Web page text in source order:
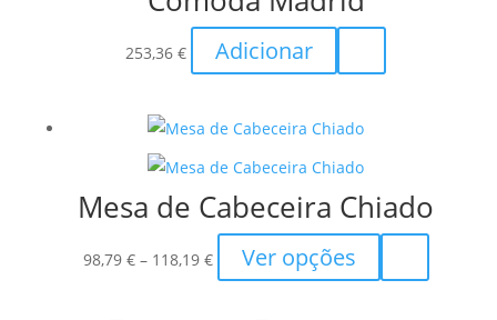
the
The
may
product
253,36€ Adicionar
Mesa de Cabeceira Chiado
98,79 € – 118,19 €Price
range:
Ver opções
product